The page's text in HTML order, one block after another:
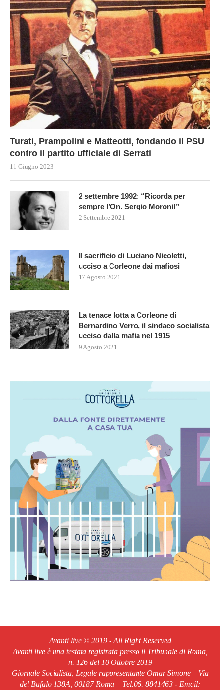
Turati, Prampolini e Matteotti, fondando il PSU
contro il partito ufficiale di Serrati
11 Giugno 2023
2 settembre 1992: “Ricorda per
sempre l’On. Sergio Moroni!”
2 Settembre 2021
Il sacrificio di Luciano Nicoletti,
ucciso a Corleone dai mafiosi
17 Agosto 2021
La tenace lotta a Corleone di
Bernardino Verro, il sindaco socialista
ucciso dalla mafia nel 1915
9 Agosto 2021
Avanti live © 2019 - All Right Reserved
Avanti live è una testata registrata presso il Tribunale di Roma,
n. 126 del 10 Ottobre 2019
Giornale Socialista, Legale rappresentante Omar Simone – Via
del Bufalo 138A, 00187 Roma – Tel.06. 8841463 - Email: